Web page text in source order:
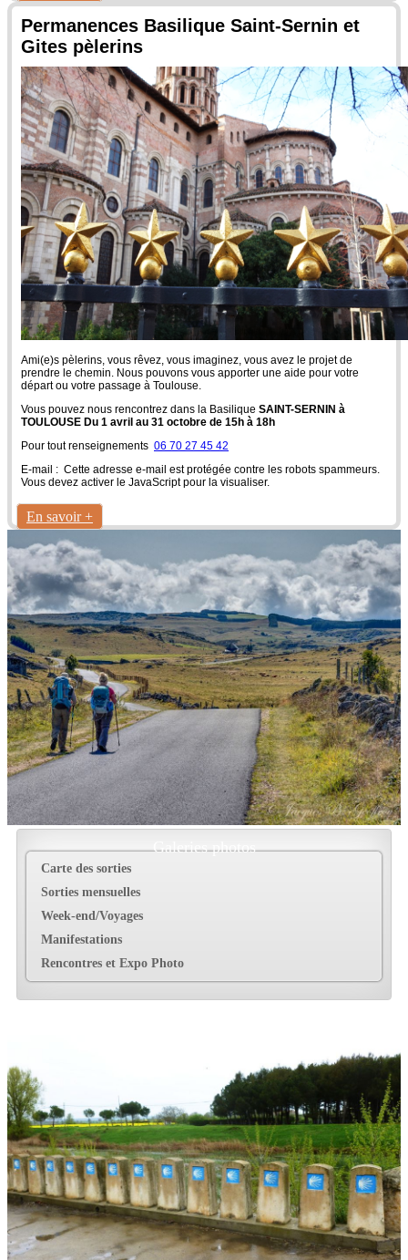
Permanences Basilique Saint-Sernin et
Gites pèlerins
Ami(e)s pèlerins, vous rêvez, vous imaginez, vous avez le projet de
prendre le chemin. Nous pouvons vous apporter une aide pour votre
départ ou votre passage à Toulouse.
Vous pouvez nous rencontrez dans la Basilique SAINT-SERNIN à
TOULOUSE Du 1 avril au 31 octobre de 15h à 18h
Pour tout renseignements 06 70 27 45 42
E-mail : Cette adresse e-mail est protégée contre les robots spammeurs.
Vous devez activer le JavaScript pour la visualiser.
En savoir +
Galeries photos
Carte des sorties
Sorties mensuelles
Week-end/Voyages
Manifestations
Rencontres et Expo Photo